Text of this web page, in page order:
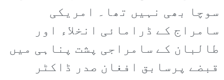
سوچا بھی نہیں تھا۔ امریکی
سامراج کے ڈرامائی انخلاء اور
طالبان کے سامراجی پشت پناہی میں
قبضے پرسابق افغان صدر ڈاکٹر